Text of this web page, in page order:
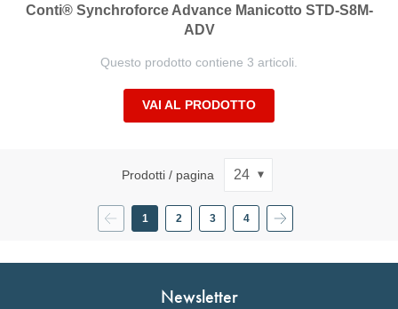
Conti® Synchroforce Advance Manicotto STD-S8M-
ADV
Questo prodotto contiene 3 articoli.
VAI AL PRODOTTO
Pagina
Pagina
Precedente
Attualmente
1 Pagina
2 Pagina
3 Pagina
4 Pagina
Successivo
Prodotti / pagina
Newsletter